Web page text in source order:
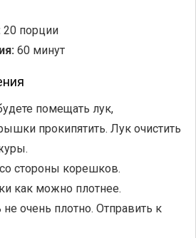
20 порции
60 минут
помещать лук,
прокипятить. Лук очистить
стороны корешков.
как можно плотнее.
очень плотно. Отправить к